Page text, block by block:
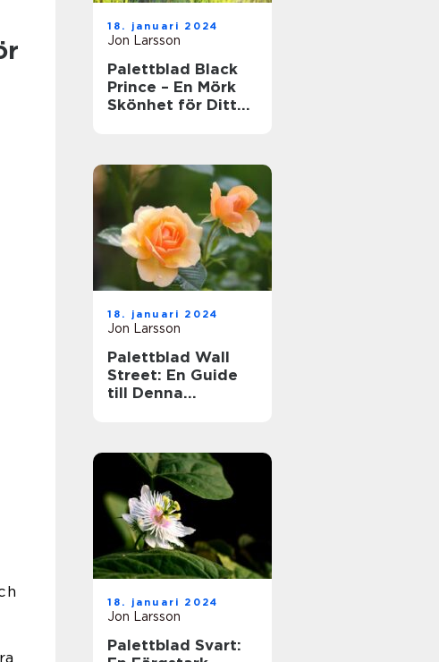
18. januari 2024
Jon Larsson
Palettblad Black
Prince – En Mörk
Skönhet för Ditt
18. januari 2024
Jon Larsson
Palettblad Wall
Street: En Guide
till Denna
18. januari 2024
Jon Larsson
Palettblad Svart: